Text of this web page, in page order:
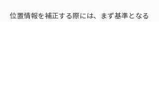
位置情報を補正する際には、まず基準となる